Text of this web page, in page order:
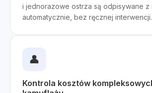
i jednorazowe ostrza są odpisywane z
automatycznie, bez ręcznej interwencji.
👤
Kontrola kosztów